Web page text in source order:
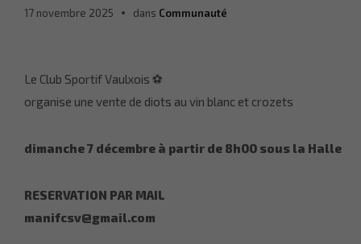
17 novembre 2025 dans Communauté
Le Club Sportif Vaulxois ⚽
organise une vente de diots au vin blanc et crozets
dimanche 7 décembre à partir de 8h00 sous la Halle
RESERVATION PAR MAIL
manifcsv@gmail.com